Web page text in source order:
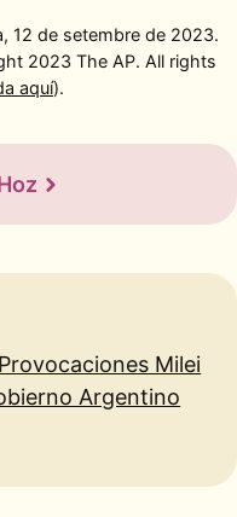
12 de setembre de 2023.
2023 The AP. All rights
aquí).
Milei
Argentino